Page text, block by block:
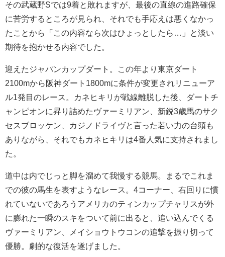
その武蔵野Sでは9着と敗れますが、最後の直線の進路確保
に苦労するところが見られ、それでも手応えは悪くなかっ
たことから「この内容なら次はひょっとしたら…」と淡い
期待を抱かせる内容でした。
迎えたジャパンカップダート。この年より東京ダート
2100mから阪神ダート1800mに条件が変更されリニューア
ル1発目のレース。カネヒキリが戦線離脱した後、ダートチ
ャンピオンに昇り詰めたヴァーミリアン、新鋭3歳馬のサク
セスブロッケン、カジノドライヴと言った若い力の台頭も
ありながら、それでもカネヒキリは4番人気に支持されまし
た。
道中は内でじっと脚を溜めて我慢する競馬。まるでこれま
での彼の馬生を表すようなレース。4コーナー、右回りに慣
れていないであろうアメリカのティンカップチャリスが外
に膨れた一瞬のスキをついて前に出ると、追い込んでくる
ヴァーミリアン、メイショウトウコンの追撃を振り切って
優勝。劇的な復活を遂げました。